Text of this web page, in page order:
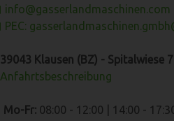
info@gasserlandmaschinen.com
PEC:
39043 Klausen (BZ) - Spitalwiese
Anfahrtsbeschreibung
Mo-Fr: 08:00 - 12:00 | 14:00 -